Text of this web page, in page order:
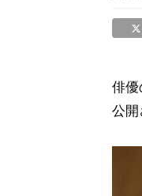
俳優
公開